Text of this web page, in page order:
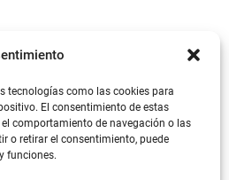
tecnologías como las cookies para
El consentimiento de estas
comportamiento de navegación o las
o retirar el consentimiento, puede
funciones.